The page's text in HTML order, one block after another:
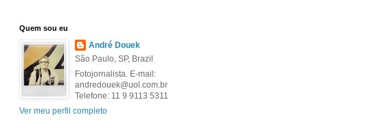
Quem sou eu
André Douek
São Paulo, SP, Brazil
Fotojornalista. E-mail:
andredouek@uol.com.br
Telefone: 11 9 9113 5311
Ver meu perfil completo